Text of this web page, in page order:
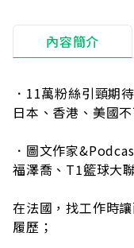
內容簡介
．11萬粉絲引頸期
日本、香港、美國
．圖文作家
福澤喬、T1籃球大
在法國，找工作時
履歷；